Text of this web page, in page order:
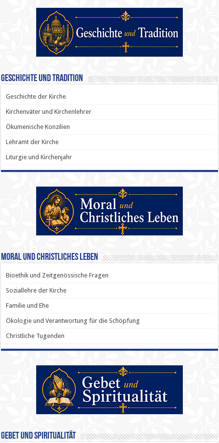
Geschichte und Tradition
Geschichte der Kirche
Kirchenväter und Kirchenlehrer
Ökumenische Konzilien
Lehramt der Kirche
Liturgie und Kirchenjahr
Moral und Christliches Leben
Bioethik und Zeitgenössische Fragen
Soziallehre der Kirche
Familie und Ehe
Ökologie und Verantwortung für die Schöpfung
Christliche Tugenden
Gebet und Spiritualität